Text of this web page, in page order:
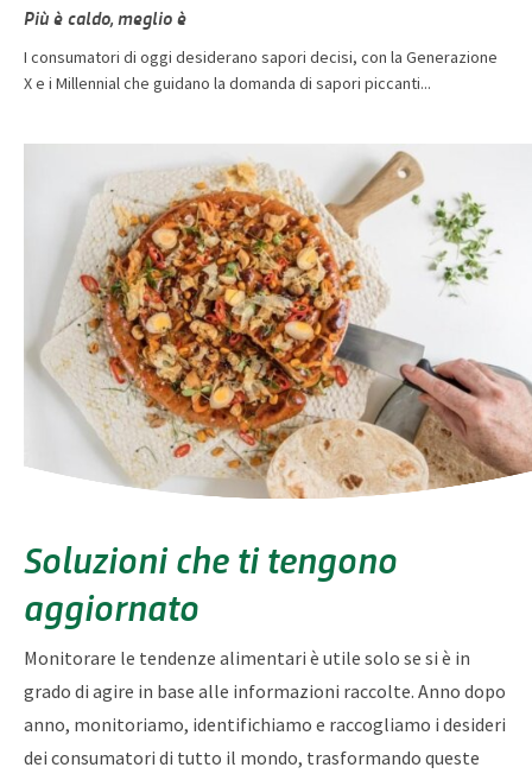
Più è caldo, meglio è
I consumatori di oggi desiderano sapori decisi, con la Generazione
X e i Millennial che guidano la domanda di sapori piccanti...
Soluzioni che ti tengono
aggiornato
Monitorare le tendenze alimentari è utile solo se si è in
grado di agire in base alle informazioni raccolte. Anno dopo
anno, monitoriamo, identifichiamo e raccogliamo i desideri
dei consumatori di tutto il mondo, trasformando queste